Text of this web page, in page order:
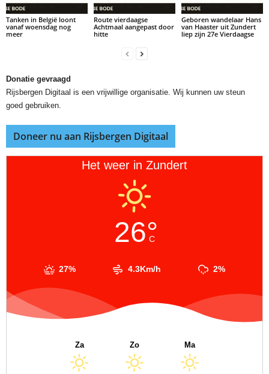
Tanken in België loont
vanaf woensdag nog
meer
Route vierdaagse
Achtmaal aangepast door
hitte
Geboren wandelaar Hans
van Haaster uit Zundert
liep zijn 27e Vierdaagse
Donatie gevraagd
Rijsbergen Digitaal is een vrijwillige organisatie. Wij kunnen uw steun
goed gebruiken.
Doneer nu aan Rijsbergen Digitaal
Het weer in Zundert
26°
C
27% 4.3Km/h 2%
Za Zo Ma